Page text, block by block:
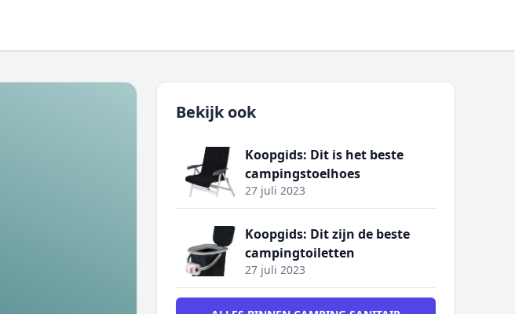
Bekijk ook
Koopgids: Dit is het beste
campingstoelhoes
27 juli 2023
Koopgids: Dit zijn de beste
campingtoiletten
27 juli 2023